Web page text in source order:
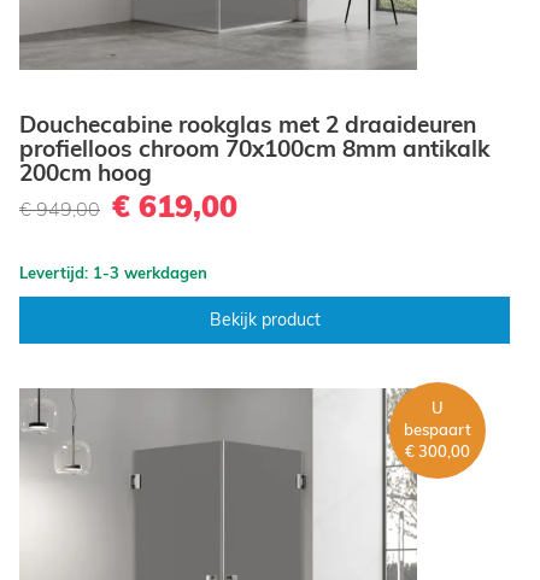
Douchecabine rookglas met 2 draaideuren
profielloos chroom 70x100cm 8mm antikalk
200cm hoog
€ 949,00 € 619,00
Levertijd: 1-3 werkdagen
Bekijk product
U
bespaart
€ 300,00